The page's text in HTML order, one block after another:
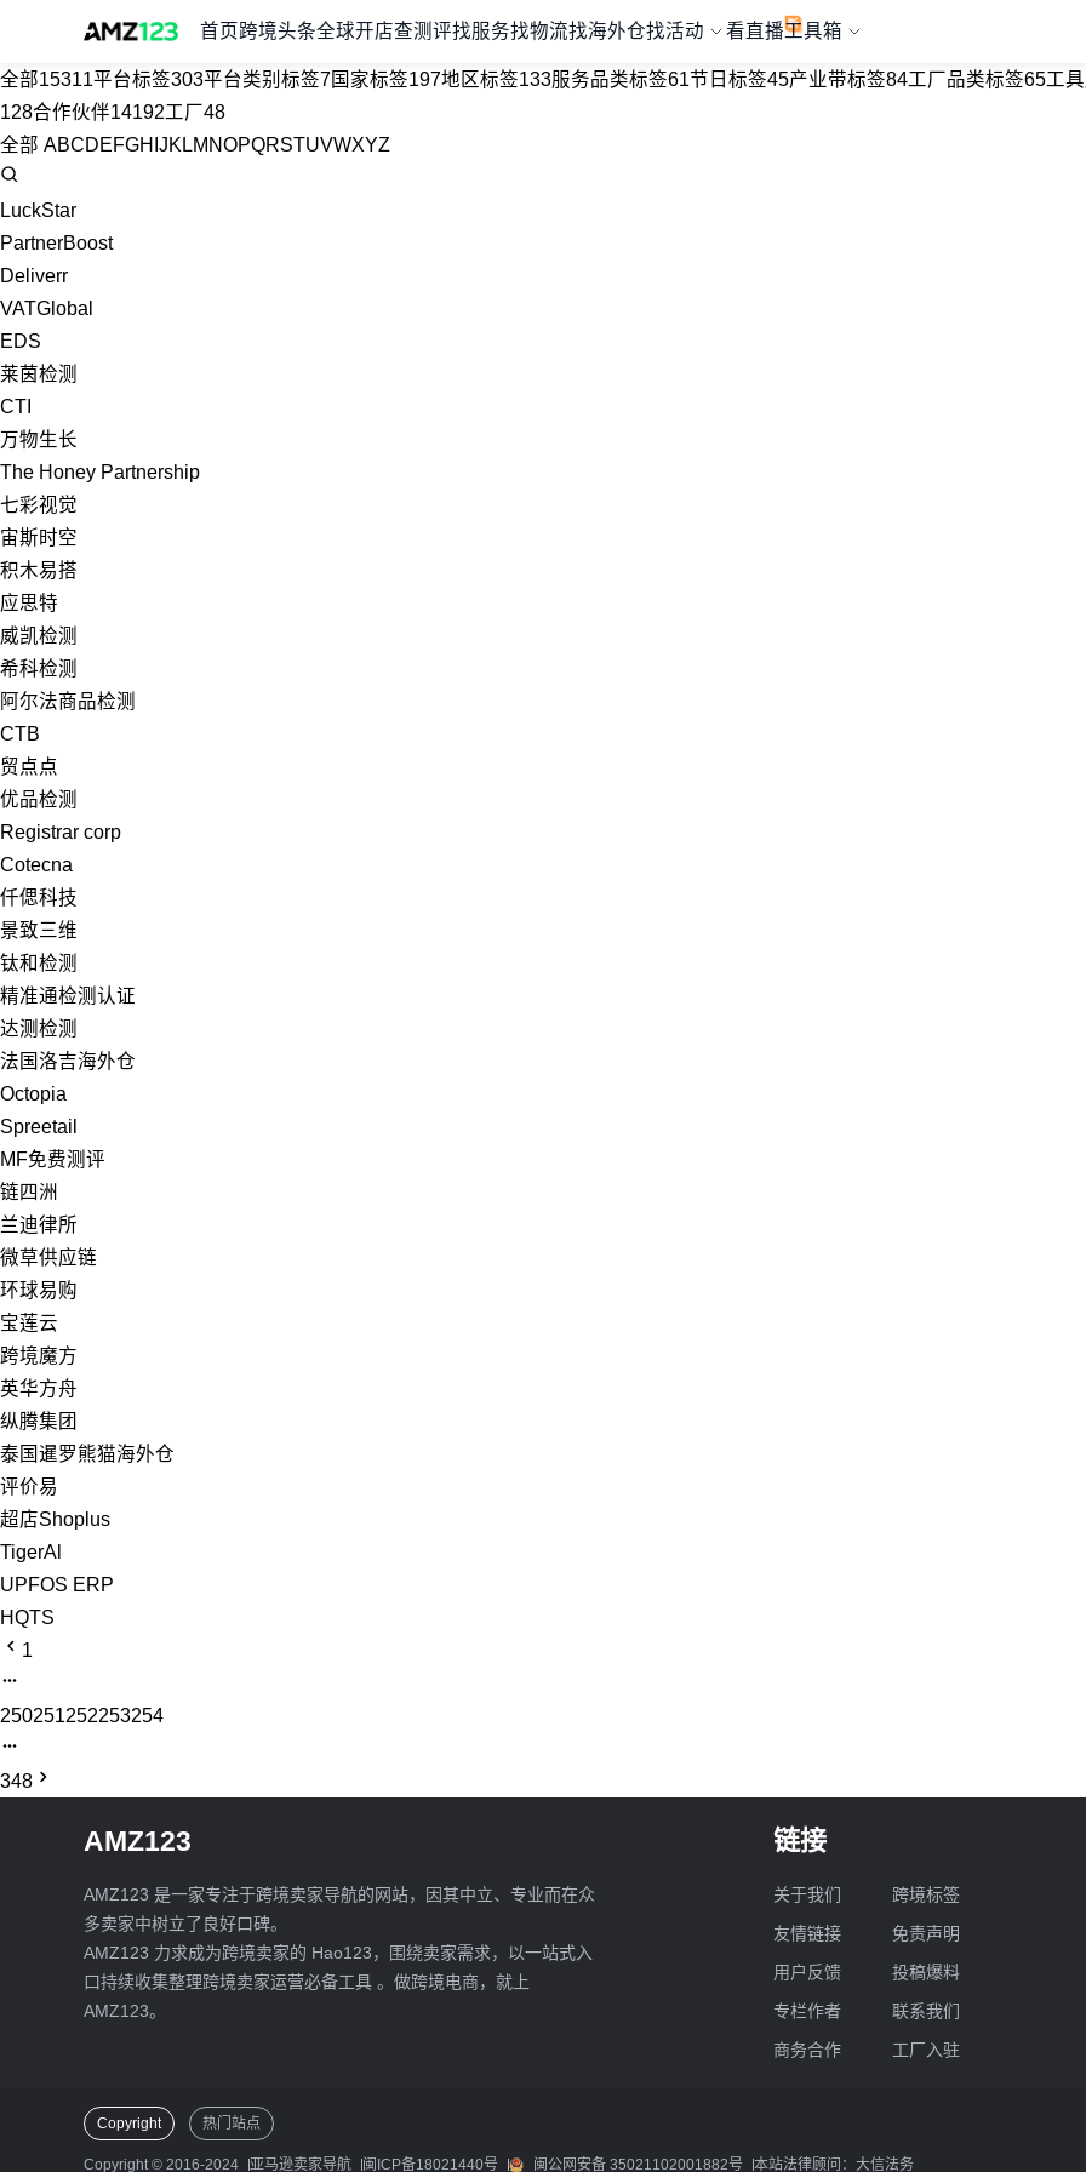
首页 跨境头条全球开店查测评找服务找物流找海外仓找活动 看直播工具箱
全部15311平台标签303平台类别标签7国家标签197地区标签133服务品类标签61节日标签45产业带标签84工厂品类标签65工
128合作伙伴14192工厂48
全部 ABCDEFGH JK LM NOPQRSTUVWXYZ
LuckStar
PartnerBoost
Deliverr
VATGlobal
EDS
莱茵检测
CTI
万物生长
The Honey Partnership
七彩视觉
宙斯时空
积木易搭
应思特
威凯检测
希科检测
阿尔法商品检测
CTB
贸点点
优品检测
Registrar corp
Cotecna
仟偲科技
景致三维
钛和检测
精准通检测认证
达测检测
法国洛吉海外仓
Octopia
Spreetail
MF免费测评
链四洲
兰迪律所
微草供应链
环球易购
宝莲云
跨境魔方
英华方舟
纵腾集团
泰国暹罗熊猫海外仓
评价易
超店Shoplus
TigerAl
UPFOS ERP
HQTS
1
250251252253254
348
AMZ123
AMZ123 是一家专注于跨境卖家导航的网站，因其中立、专业而在众
多卖家中树立了良好口碑。
AMZ123 力求成为跨境卖家的 Hao123，围绕卖家需求，以一站式入
口持续收集整理跨境卖家运营必备工具 。做跨境电商，就上
AMZ123。
链接
关于我们
跨境标签
友情链接
免责声明
用户反馈
投稿爆料
专栏作者
联系我们
商务合作
工厂入驻
Copyright 热门站点
Copyright © 2016-2024 亚马逊卖家导航 闽ICP备18021440号 闽公网安备 35021102001882号 本站法律顾问：大信法务